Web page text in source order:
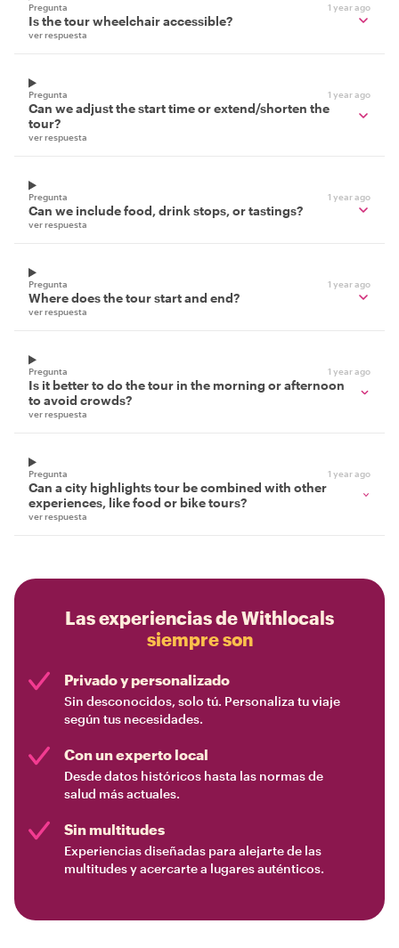
Pregunta 1 year ago
Is the tour wheelchair accessible?
ver respuesta
Pregunta 1 year ago
Can we adjust the start time or extend/shorten the
tour?
ver respuesta
Pregunta 1 year ago
Can we include food, drink stops, or tastings?
ver respuesta
Pregunta 1 year ago
Where does the tour start and end?
ver respuesta
Pregunta 1 year ago
Is it better to do the tour in the morning or afternoon
to avoid crowds?
ver respuesta
Pregunta 1 year ago
Can a city highlights tour be combined with other
experiences, like food or bike tours?
ver respuesta
Las experiencias de Withlocals
siempre son
Privado y personalizado
Sin desconocidos, solo tú. Personaliza tu viaje
según tus necesidades.
Con un experto local
Desde datos históricos hasta las normas de
salud más actuales.
Sin multitudes
Experiencias diseñadas para alejarte de las
multitudes y acercarte a lugares auténticos.